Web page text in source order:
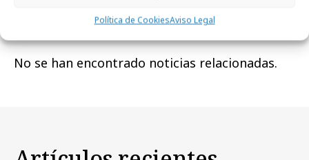
Política de CookiesAviso Legal
Noticias Relacionadas
No se han encontrado noticias relacionadas.